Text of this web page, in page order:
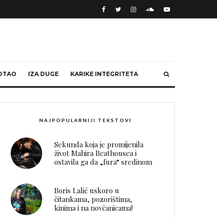
IZA DUGE KARIKE INTEGRITETA
NAJPOPULARNIJI TEKSTOVI
Sekunda koja je promijenila
život Mahira Beathousea i
ostavila ga da „fura“ sredinom
Boris Lalić uskoro u
čitankama, pozorištima,
kinima i na novčanicama!